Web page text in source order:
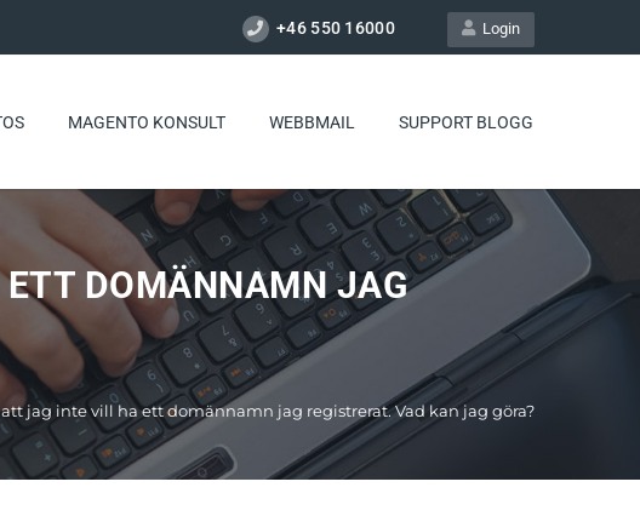
Login
+46 550 16000
MAGENTO KONSULT WEBBMAIL SUPPORT BLOGG
DOMÄNNAMN JAG
jag inte vill ha ett domännamn jag registrerat. Vad kan jag göra?